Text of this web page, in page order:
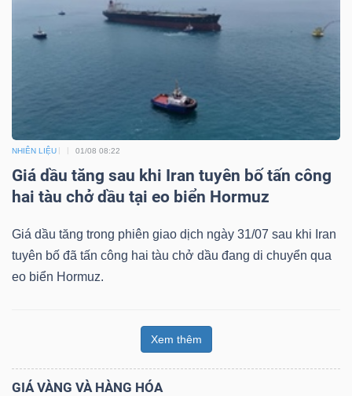
NHIÊN LIỆU 01/08 08:22
Giá dầu tăng sau khi Iran tuyên bố tấn công
hai tàu chở dầu tại eo biển Hormuz
Giá dầu tăng trong phiên giao dịch ngày 31/07 sau khi Iran
tuyên bố đã tấn công hai tàu chở dầu đang di chuyển qua
eo biển Hormuz.
Xem thêm
GIÁ VÀNG VÀ HÀNG HÓA